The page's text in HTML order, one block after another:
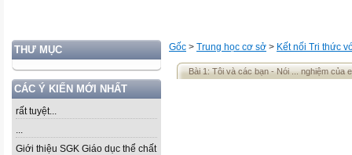
THƯ MỤC
CÁC Ý KIẾN MỚI NHẤT
rất tuyệt...
...
Giới thiệu SGK Giáo dục thể chất
Gốc > Trung học cơ sở > Kết nối Tri thức
Bài 1: Tôi và các bạn - Nói ... nghiệm của